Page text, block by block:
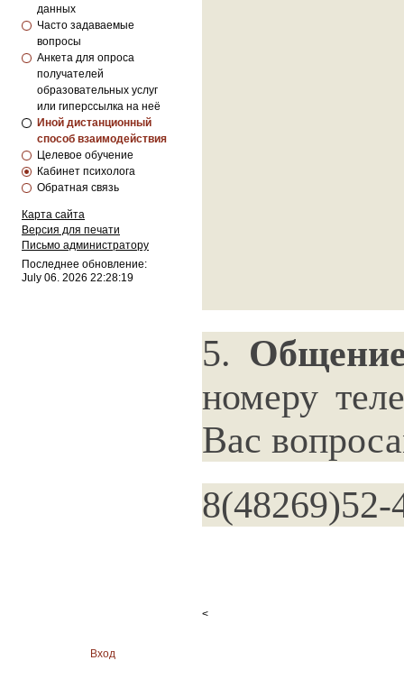
данных
Часто задаваемые
вопросы
Анкета для опроса
получателей
образовательных услуг
или гиперссылка на неё
Иной дистанционный
способ взаимодействия
Целевое обучение
Кабинет психолога
Обратная связь
Карта сайта
Версия для печати
Письмо администратору
Последнее обновление:
July 06. 2026 22:28:19
5.
номеру
Вас
8(48269)52-
<
Вход